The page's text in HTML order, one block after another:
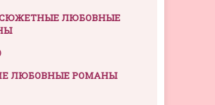
ЛЮБОВНЫЕ
ЛЮБОВНЫЕ РОМАНЫ